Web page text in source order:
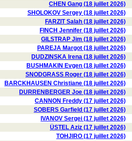
CHEN Gang (18 juillet 2026)
SHOLOKOV Sergey (18 juillet 2026)
FARZIT Salah (18 juillet 2026)
FINCH Jennifer (18 juillet 2026)
GILSTRAP Jim (18 juillet 2026)
PAREJA Margot (18 juillet 2026)
DUDZINSKA Irena (18 juillet 2026)
BUSHMAKIN Evgen (18 juillet 2026)
SNODGRASS Roger (18 juillet 2026)
BARCKHAUSEN Christiane (18 juillet 2026)
DURRENBERGER Joe (18 juillet 2026)
CANNON Freddy (17 juillet 2026)
SOBERS Garfield (17 juillet 2026)
IVANOV Sergei (17 juillet 2026)
ÜSTEL Aziz (17 juillet 2026)
TOHJIRO (17 juillet 2026)